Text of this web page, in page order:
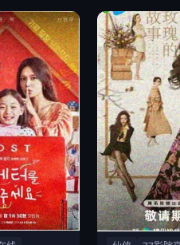
连续剧 仙侠古装爱